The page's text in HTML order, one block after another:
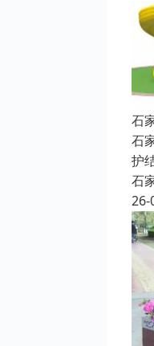
石
石
护
石
26-